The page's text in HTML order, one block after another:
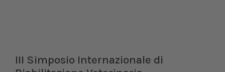
III Simposio Internazionale di